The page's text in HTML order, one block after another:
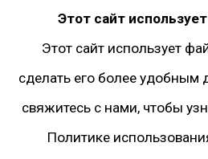
* принадлежит компании
экстремистской и
РФ
Политика конфиденциальности
Этот сайт
Этот сайт использует
сделать его более удобным
свяжитесь с нами, чтобы
Политике